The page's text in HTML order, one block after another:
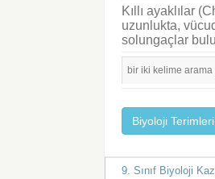
Kıllı ayaklılar
uzunlukta,
solungaçlar
Biyoloji
9. Sınıf Biyoloji